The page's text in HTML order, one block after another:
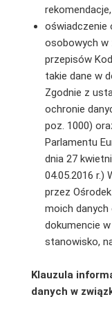
rekomendacje,
oświadczenie
osobowych w
przepisów
takie dane w
Zgodnie z
ochronie
poz. 1000)
Parlamentu
dnia 27
04.05.2016 r.)
przez
moich
dokumencie
stanowisko,
Klauzula
danych w